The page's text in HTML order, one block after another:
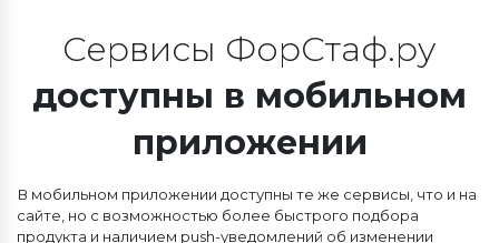
Сервисы ФорСтаф.ру
доступны в мобильном
приложении
В мобильном приложении доступны те же сервисы, что и на
сайте, но с возможностью более быстрого подбора
продукта и наличием push-уведомлений об изменении